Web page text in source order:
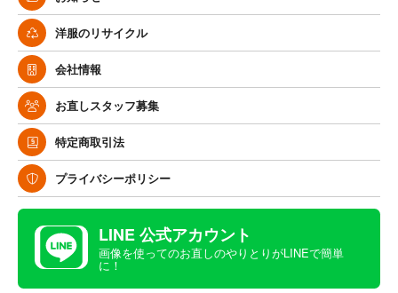
洋服のリサイクル
会社情報
お直しスタッフ募集
特定商取引法
プライバシーポリシー
LINE 公式アカウント
画像を使ってのお直しのやりとりがLINEで簡単
に！